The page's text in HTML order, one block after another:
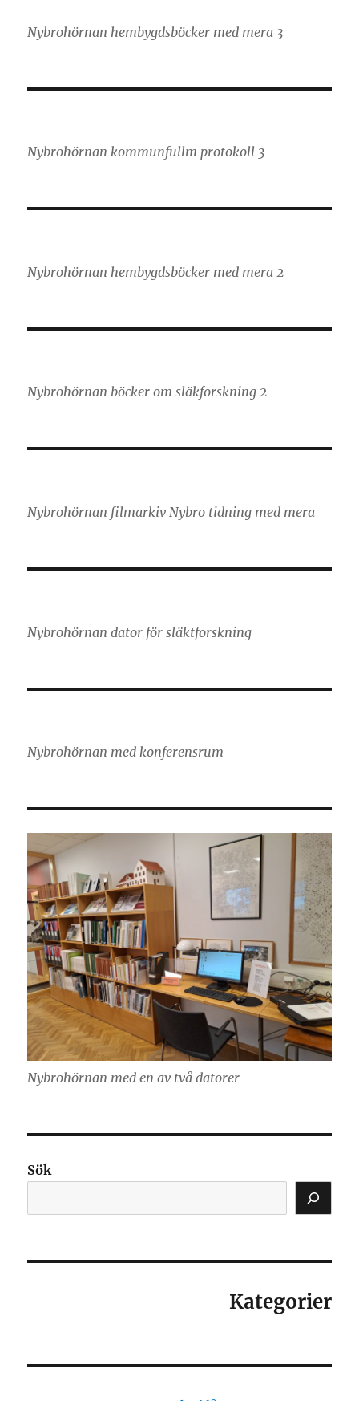
Nybrohörnan hembygdsböcker med mera 3
Nybrohörnan kommunfullm protokoll 3
Nybrohörnan hembygdsböcker med mera 2
Nybrohörnan böcker om släkforskning 2
Nybrohörnan filmarkiv Nybro tidning med mera
Nybrohörnan dator för släktforskning
Nybrohörnan med konferensrum
Nybrohörnan med en av två datorer
Sök
Kategorier